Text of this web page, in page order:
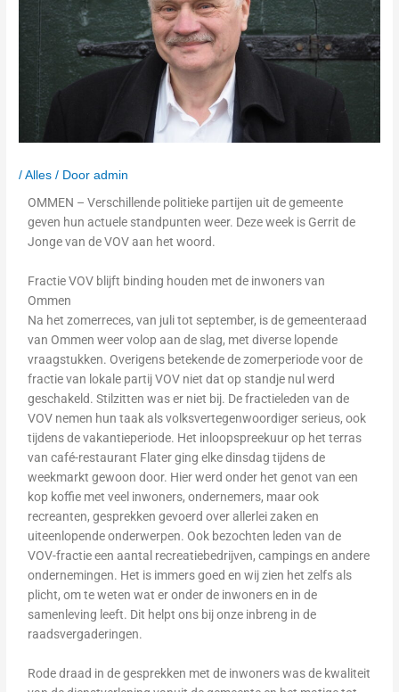
/Alles / Dooradmin
OMMEN – Verschillende politieke partijen uit de gemeente
geven hun actuele standpunten weer. Deze week is Gerrit de
Jonge van de VOV aan het woord.
Fractie VOV blijft binding houden met de inwoners van
Ommen
Na het zomerreces, van juli tot september, is de gemeenteraad
van Ommen weer volop aan de slag, met diverse lopende
vraagstukken. Overigens betekende de zomerperiode voor de
fractie van lokale partij VOV niet dat op standje nul werd
geschakeld. Stilzitten was er niet bij. De fractieleden van de
VOV nemen hun taak als volksvertegenwoordiger serieus, ook
tijdens de vakantieperiode. Het inloopspreekuur op het terras
van café-restaurant Flater ging elke dinsdag tijdens de
weekmarkt gewoon door. Hier werd onder het genot van een
kop koffie met veel inwoners, ondernemers, maar ook
recreanten, gesprekken gevoerd over allerlei zaken en
uiteenlopende onderwerpen. Ook bezochten leden van de
VOV-fractie een aantal recreatiebedrijven, campings en andere
ondernemingen. Het is immers goed en wij zien het zelfs als
plicht, om te weten wat er onder de inwoners en in de
samenleving leeft. Dit helpt ons bij onze inbreng in de
raadsvergaderingen.
Rode draad in de gesprekken met de inwoners was de kwaliteit